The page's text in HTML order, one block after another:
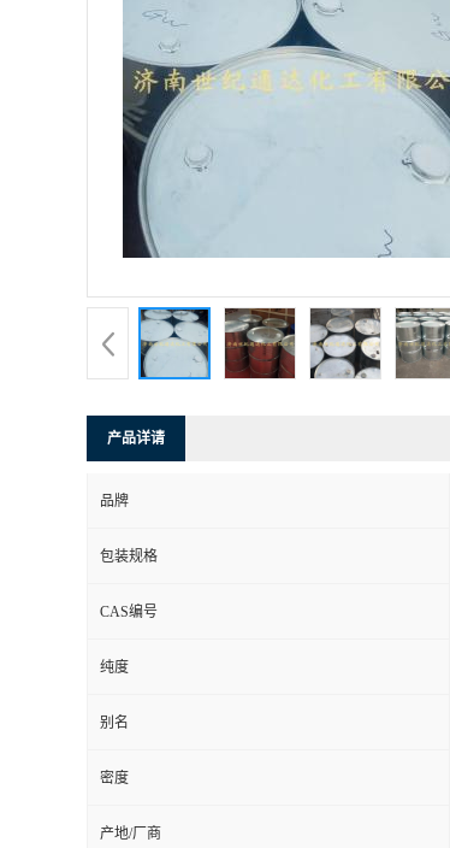
产品详请
品牌
包装规格
CAS编号
纯度
别名
密度
产地/厂商